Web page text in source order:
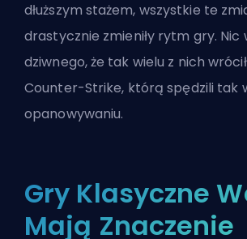
dłuższym stażem, wszystkie te
drastycznie zmieniły rytm gry. Nic
dziwnego, że tak wielu z nich
Counter-Strike, którą spędzili tak
opanowywaniu.
Gry Klasyczne
Mają Znaczenie